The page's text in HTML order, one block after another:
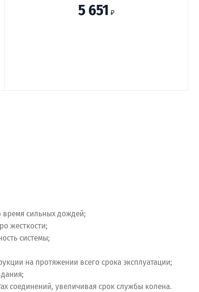
5 651 ₽
время сильных дождей;
жесткости;
системы;
на протяжении всего срока эксплуатации;
соединений, увеличивая срок службы колена.